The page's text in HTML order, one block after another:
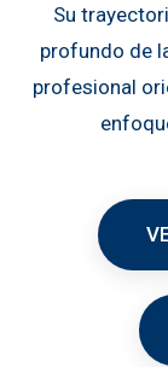
Su
profundo de
profesional